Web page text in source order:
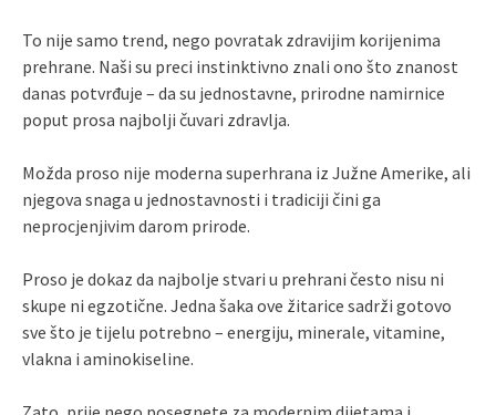
To nije samo trend, nego povratak zdravijim korijenima
prehrane. Naši su preci instinktivno znali ono što znanost
danas potvrđuje – da su jednostavne, prirodne namirnice
poput prosa najbolji čuvari zdravlja.
Možda proso nije moderna superhrana iz Južne Amerike, ali
njegova snaga u jednostavnosti i tradiciji čini ga
neprocjenjivim darom prirode.
Proso je dokaz da najbolje stvari u prehrani često nisu ni
skupe ni egzotične. Jedna šaka ove žitarice sadrži gotovo
sve što je tijelu potrebno – energiju, minerale, vitamine,
vlakna i aminokiseline.